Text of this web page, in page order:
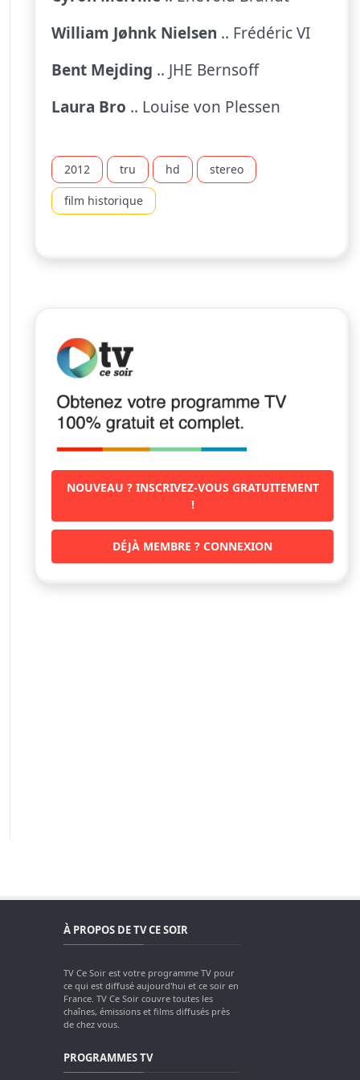
William Jøhnk Nielsen .. Frédéric VI
Bent Mejding .. JHE Bernsoff
Laura Bro .. Louise von Plessen
2012 tru hd stereo
film historique
NOUVEAU ? INSCRIVEZ-VOUS GRATUITEMENT
!
DÉJÀ MEMBRE ? CONNEXION
À PROPOS DE TV CE SOIR
TV Ce Soir est votre programme TV pour
ce qui est diffusé aujourd'hui et ce soir en
France. TV Ce Soir couvre toutes les
chaînes, émissions et films diffusés près
de chez vous.
PROGRAMMES TV